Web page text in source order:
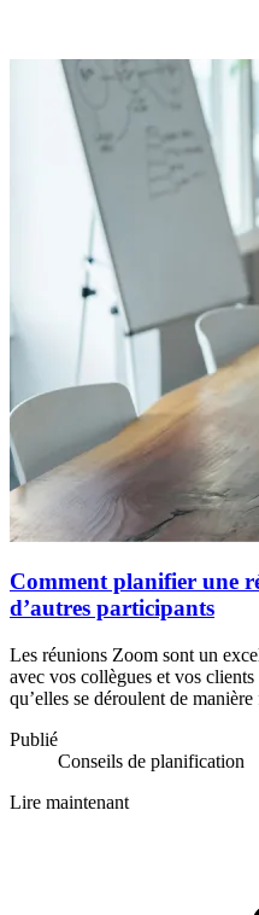
Comment planifier une
d’autres participants
Les réunions Zoom sont un
avec vos collègues et vos
qu’elles se déroulent de
Publié
Conseils de planification
Lire maintenant